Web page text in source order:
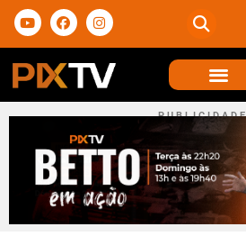
P U B L I C I D A D E